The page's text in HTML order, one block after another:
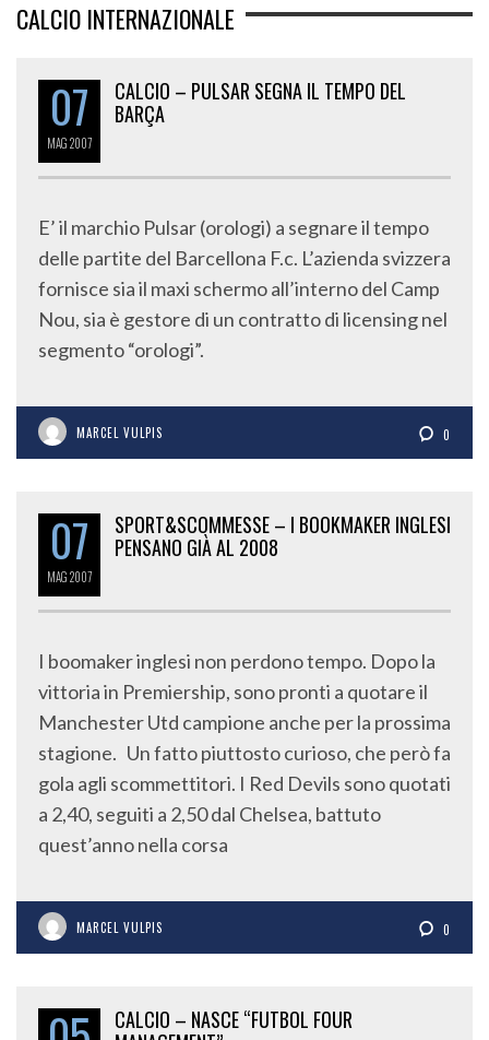
CALCIO INTERNAZIONALE
07
MAG2007
CALCIO – PULSAR SEGNA IL TEMPO DEL
BARÇA
E’ il marchio Pulsar (orologi) a segnare il tempo
delle partite del Barcellona F.c. L’azienda svizzera
fornisce sia il maxi schermo all’interno del Camp
Nou, sia è gestore di un contratto di licensing nel
segmento “orologi”.
MARCEL VULPIS 0
07
MAG2007
SPORT&SCOMMESSE – I BOOKMAKER INGLESI
PENSANO GIÀ AL 2008
I boomaker inglesi non perdono tempo. Dopo la
vittoria in Premiership, sono pronti a quotare il
Manchester Utd campione anche per la prossima
stagione. Un fatto piuttosto curioso, che però fa
gola agli scommettitori. I Red Devils sono quotati
a 2,40, seguiti a 2,50 dal Chelsea, battuto
quest’anno nella corsa
MARCEL VULPIS 0
CALCIO – NASCE “FUTBOL FOUR